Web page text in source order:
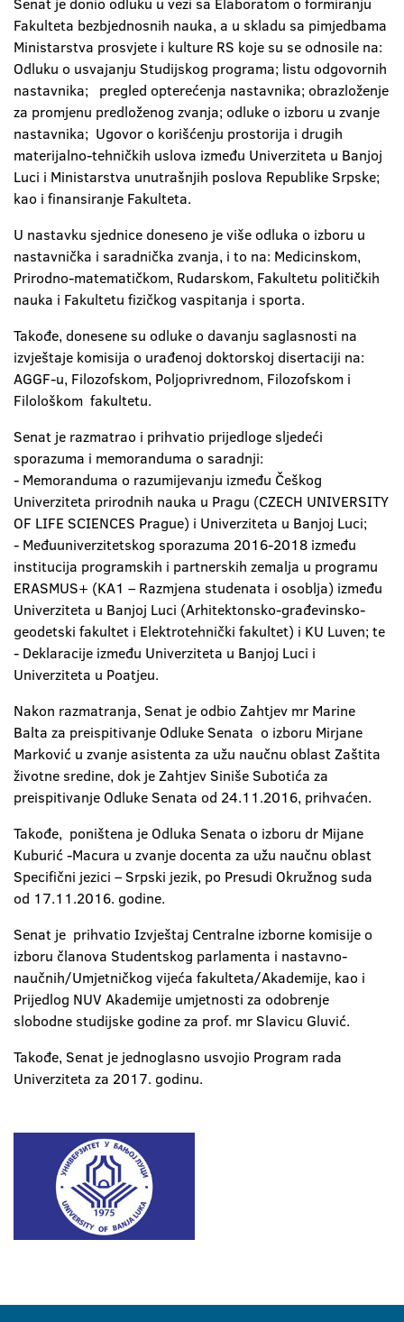
Fakulteta bezbjednosnih nauka, a u skladu sa pimjedbama
Ministarstva prosvjete i kulture RS koje su se odnosile na:
Odluku o usvajanju Studijskog programa; listu odgovornih
nastavnika; pregled opterećenja nastavnika; obrazloženje
za promjenu predloženog zvanja; odluke o izboru u zvanje
nastavnika; Ugovor o korišćenju prostorija i drugih
materijalno-tehničkih uslova između Univerziteta u Banjoj
Luci i Ministarstva unutrašnjih poslova Republike Srpske;
kao i finansiranje Fakulteta.
U nastavku sjednice doneseno je više odluka o izboru u
nastavnička i saradnička zvanja, i to na: Medicinskom,
Prirodno-matematičkom, Rudarskom, Fakultetu političkih
nauka i Fakultetu fizičkog vaspitanja i sporta.
Takođe, donesene su odluke o davanju saglasnosti na
izvještaje komisija o urađenoj doktorskoj disertaciji na:
AGGF-u, Filozofskom, Poljoprivrednom, Filozofskom i
Filološkom fakultetu.
Senat je razmatrao i prihvatio prijedloge sljedeći
sporazuma i memoranduma o saradnji:
- Memoranduma o razumijevanju između Češkog
Univerziteta prirodnih nauka u Pragu (CZECH UNIVERSITY
OF LIFE SCIENCES Prague) i Univerziteta u Banjoj Luci;
- Međuuniverzitetskog sporazuma 2016-2018 između
institucija programskih i partnerskih zemalja u programu
ERASMUS+ (KA1 – Razmjena studenata i osoblja) između
Univerziteta u Banjoj Luci (Arhitektonsko-građevinsko-
geodetski fakultet i Elektrotehnički fakultet) i KU Luven; te
- Deklaracije između Univerziteta u Banjoj Luci i
Univerziteta u Poatjeu.
Nakon razmatranja, Senat je odbio Zahtjev mr Marine
Balta za preispitivanje Odluke Senata o izboru Mirjane
Marković u zvanje asistenta za užu naučnu oblast Zaštita
životne sredine, dok je Zahtjev Siniše Subotića za
preispitivanje Odluke Senata od 24.11.2016, prihvaćen.
Takođe, poništena je Odluka Senata o izboru dr Mijane
Kuburić -Macura u zvanje docenta za užu naučnu oblast
Specifični jezici – Srpski jezik, po Presudi Okružnog suda
od 17.11.2016. godine.
Senat je prihvatio Izvještaj Centralne izborne komisije o
izboru članova Studentskog parlamenta i nastavno-
naučnih/Umjetničkog vijeća fakulteta/Akademije, kao i
Prijedlog NUV Akademije umjetnosti za odobrenje
slobodne studijske godine za prof. mr Slavicu Gluvić.
Takođe, Senat je jednoglasno usvojio Program rada
Univerziteta za 2017. godinu.